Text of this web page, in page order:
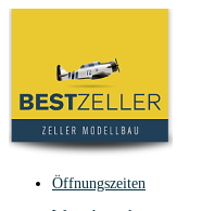
Öffnungszeiten